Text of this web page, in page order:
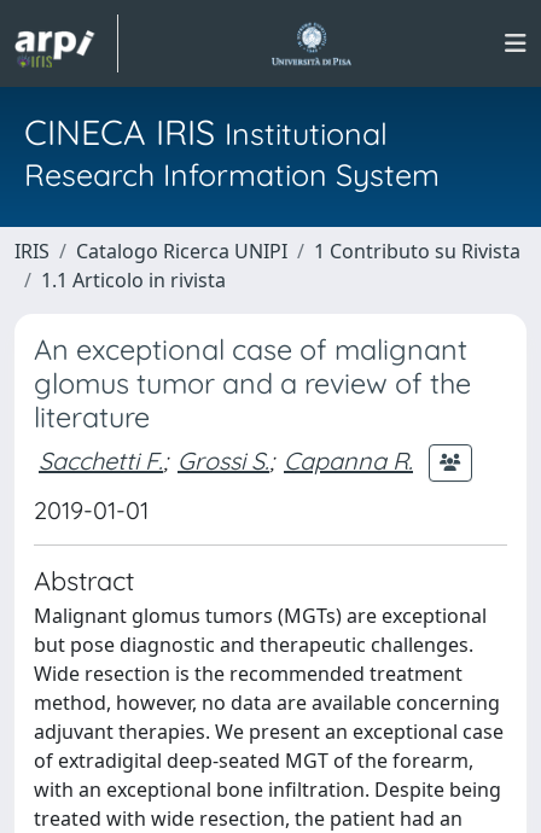
CINECA IRIS Institutional
Research Information System
IRIS Catalogo Ricerca UNIPI
1 Contributo su Rivista
1.1 Articolo in rivista
An exceptional case of malignant
glomus tumor and a review of the
literature
Sacchetti F.; Grossi S.; Capanna R.
2019-01-01
Abstract
Malignant glomus tumors (MGTs) are exceptional
but pose diagnostic and therapeutic challenges.
Wide resection is the recommended treatment
method, however, no data are available concerning
adjuvant therapies. We present an exceptional case
of extradigital deep-seated MGT of the forearm,
with an exceptional bone infiltration. Despite being
treated with wide resection, the patient had an